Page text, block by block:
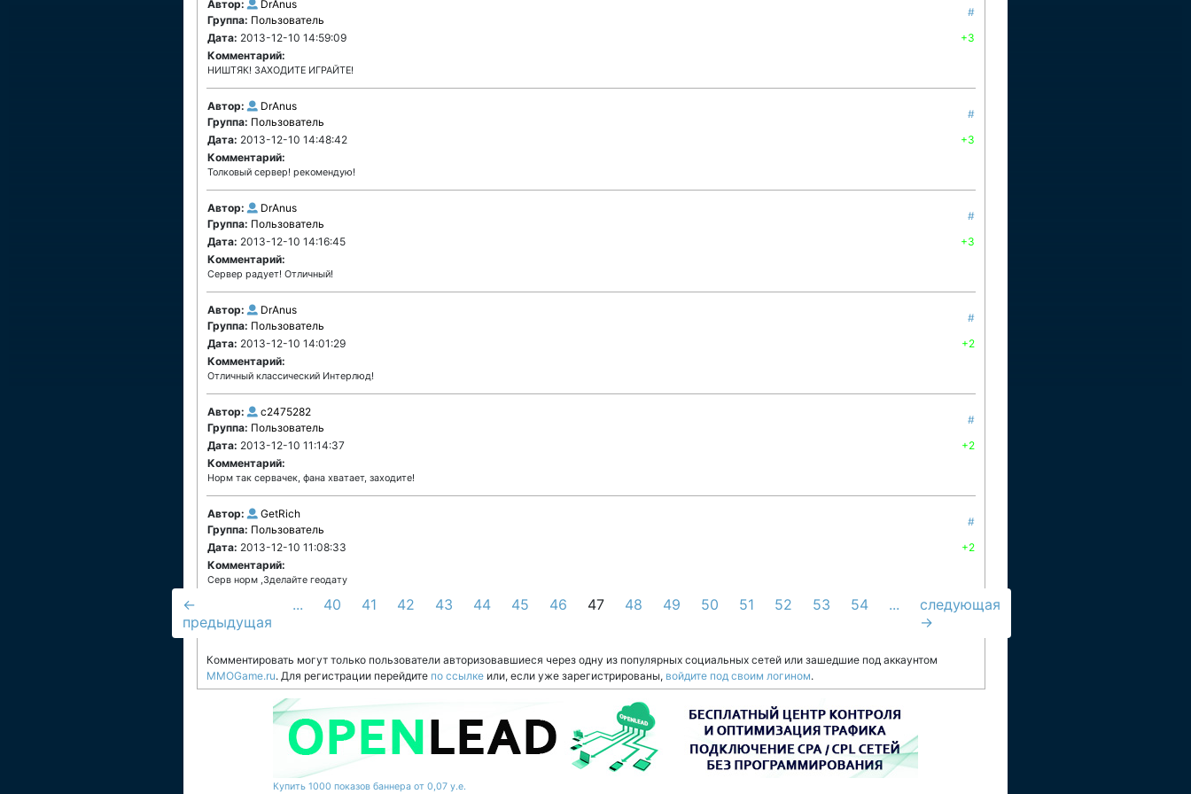
Автор:
DrAnus
Группа: Пользователь
#
Дата: 2013-12-10 14:59:09
+3
Комментарий:
НИШТЯК! ЗАХОДИТЕ ИГРАЙТЕ!
Автор:
DrAnus
Группа: Пользователь
#
Дата: 2013-12-10 14:48:42
+3
Комментарий:
Толковый сервер! рекомендую!
Автор:
DrAnus
Группа: Пользователь
#
Дата: 2013-12-10 14:16:45
+3
Комментарий:
Сервер радует! Отличный!
Автор:
DrAnus
Группа: Пользователь
#
Дата: 2013-12-10 14:01:29
+2
Комментарий:
Отличный классический Интерлюд!
Автор:
c2475282
Группа: Пользователь
#
Дата: 2013-12-10 11:14:37
+2
Комментарий:
Норм так сервачек, фана хватает, заходите!
Автор:
GetRich
Группа: Пользователь
#
Дата: 2013-12-10 11:08:33
+2
Комментарий:
Серв норм ,Зделайте геодату
←
предыдущая
... 40 41 42 43 44 45 46 47 48 49 50 51 52 53 54 ...
следующая
→
Комментировать могут только пользователи авторизовавшиеся через одну из популярных социальных сетей или зашедшие под аккаунтом
MMOGame.ru. Для регистрации перейдите по ссылке или, если уже зарегистрированы, войдите под своим логином.
Купить 1000 показов баннера от 0,07 у.е.